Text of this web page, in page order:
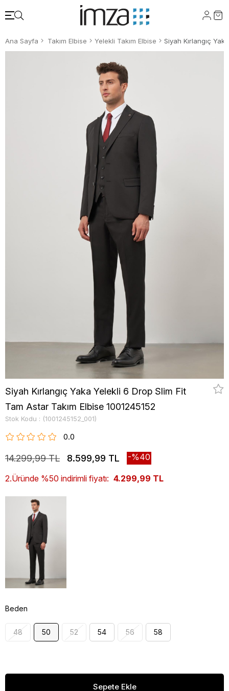
Ana Sayfa Takım Elbise Yelekli Takım Elbise
Siyah Kırlangıç Yaka Yelekli 6 Drop Slim Fit
Tam Astar Takım Elbise 1001245152
Stok Kodu (1001245152_001)
0.0
14.299,99 TL 8.599,99 TL 40
2.Üründe %50 indirimli fiyatı: 4.299,99 TL
Beden
48 50 52 54 56 58